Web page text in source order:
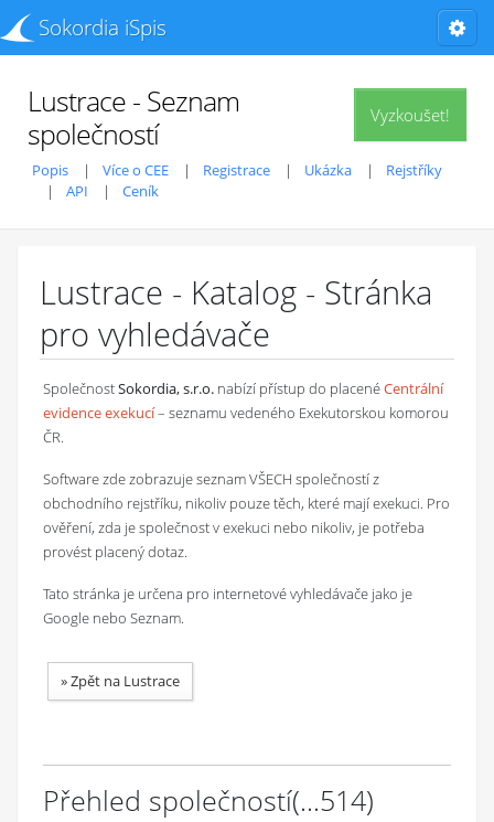
Sokordia iSpis
Vyzkoušet!
Lustrace - Seznam
společností
Popis Více o CEE Registrace Ukázka
Rejstříky
API
Ceník
Lustrace - Katalog - Stránka
pro vyhledávače
SpolečnostSokordia, s.r.o. nabízí přístup do placenéCentrální
evidence exekucí– seznamu vedeného Exekutorskou komorou
ČR.
Software zde zobrazuje seznam VŠECH společností z
obchodního rejstříku, nikoliv pouze těch, které mají exekuci. Pro
ověření, zda je společnost v exekuci nebo nikoliv, je potřeba
provést placený dotaz.
Tato stránka je určena pro internetové vyhledávače jako je
Google nebo Seznam.
»Zpět na Lustrace
Přehled společností(...514)